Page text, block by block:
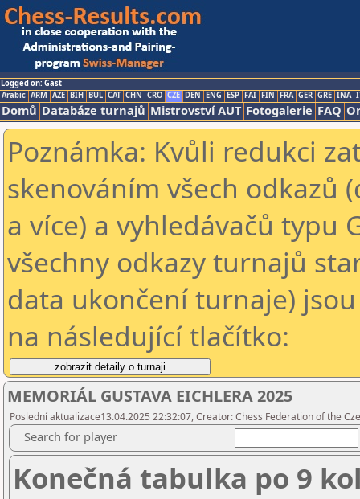
Logged on: Gast
Arabic ARM AZE BIH BUL CAT CHN CRO CZE DEN ENG ESP FAI FIN FRA GER GRE INA
Domů Databáze turnajů Mistrovství AUT Fotogalerie FAQ
Poznámka: Kvůli redukci
skenováním všech odkazů
a více) a vyhledávačů typu
všechny odkazy turnajů
data ukončení turnaje)
na následující tlačítko:
MEMORIÁL GUSTAVA EICHLERA 2025
Poslední aktualizace13.04.2025 22:32:07, Creator: Chess Federation of the
Search for player
Konečná tabulka po 9